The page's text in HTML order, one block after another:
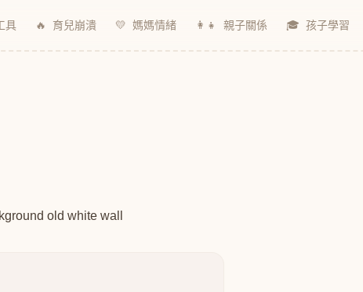
具 🔥 育兒崩潰 💛 媽媽情緒 👩‍👧 親子關係 🎓 孩子學習